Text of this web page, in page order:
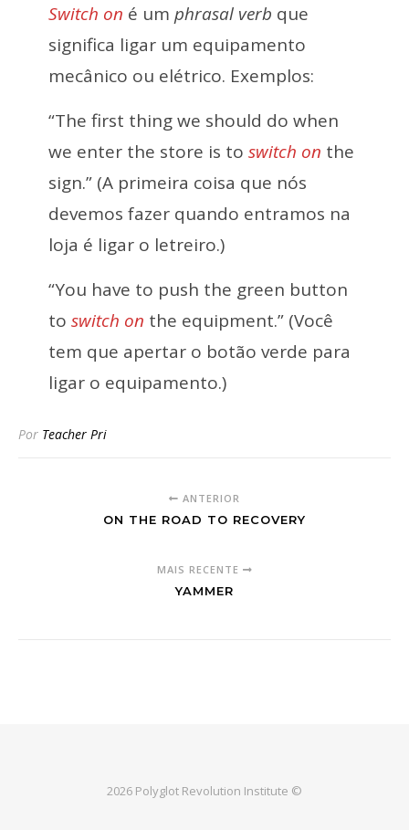
Switch on é um phrasal verb que
significa ligar um equipamento
mecânico ou elétrico. Exemplos:
“The first thing we should do when
we enter the store is to switch on the
sign.” (A primeira coisa que nós
devemos fazer quando entramos na
loja é ligar o letreiro.)
“You have to push the green button
to switch on the equipment.” (Você
tem que apertar o botão verde para
ligar o equipamento.)
Por Teacher Pri
ANTERIOR
ON THE ROAD TO RECOVERY
MAIS RECENTE
YAMMER
2026 Polyglot Revolution Institute ©